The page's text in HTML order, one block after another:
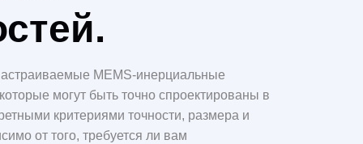
MEMS-инерциальные
могут быть точно спроектированы в
критериями точности, размера и
от того, требуется ли вам